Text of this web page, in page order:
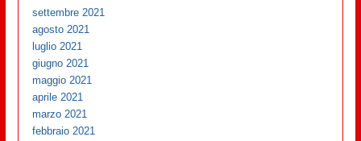
settembre 2021
agosto 2021
luglio 2021
giugno 2021
maggio 2021
aprile 2021
marzo 2021
febbraio 2021